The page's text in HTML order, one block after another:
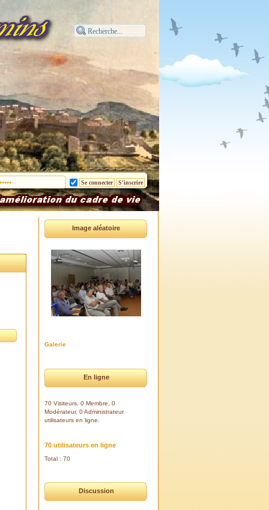
Image aléatoire
Galerie
En ligne
70 Visiteurs, 0 Membre, 0
Modérateur, 0 Administrateur
utilisateurs en ligne.
70 utilisateurs en ligne
Total : 70
Discussion